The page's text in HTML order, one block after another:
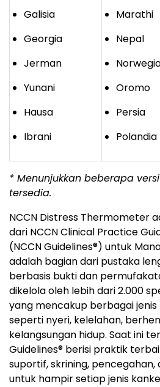
Galisia
Georgia
Jerman
Yunani
Hausa
Ibrani
Marathi
Nepal
Oromo
Persia
Polandia
* Menunjukkan beberapa
tersedia.
NCCN Distress Thermometer
dari NCCN Clinical Practice
(NCCN Guidelines®) untuk
adalah bagian dari pustaka
berbasis bukti dan
dikelola oleh lebih dari 2.000
yang mencakup berbagai
seperti nyeri, kelelahan,
kelangsungan hidup. Saat ini
Guidelines® berisi praktik
suportif, skrining,
untuk hampir setiap jenis